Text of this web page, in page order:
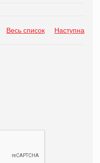
Весь список Наступна